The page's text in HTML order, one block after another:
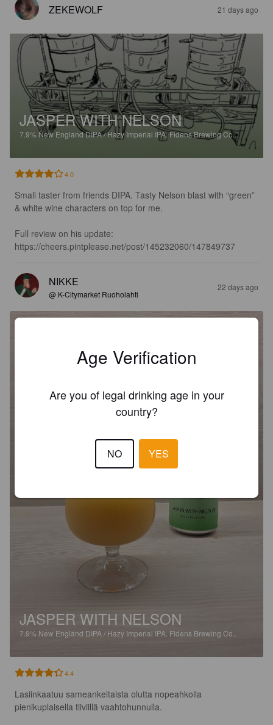
ZEKEWOLF 21 days ago
JASPER WITH NELSON
7.9% New England DIPA / Hazy Imperial IPA.Fidens Brewing Co..
4.0
Small taster from friends DIPA. Tasty Nelson blast with “green”
& white wine characters on top for me.
Full review on his update:
https://cheers.pintplease.net/post/145232060/147849737
NIKKE
@ K-Citymarket Ruoholahti
22 days ago
JASPER WITH NELSON
7.9% New England DIPA / Hazy Imperial IPA. Fidens Brewing Co..
4.4
Lasiinkaatuu sameankeltaista olutta nopeahkolla
pienikuplaisella tiiviillä vaahtohunnulla.
Age Verification
Are you of legal drinking age in your
country?
NO YES